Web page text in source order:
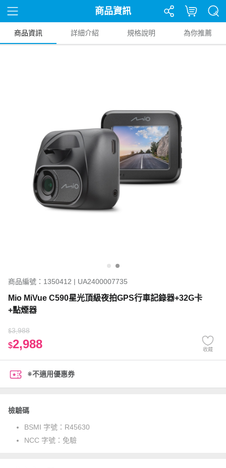
商品資訊
商品資訊 詳細介紹 規格說明 為你推薦
商品編號：1350412 | UA2400007735
Mio MiVue C590星光頂級夜拍GPS行車記錄器+32G卡
+點煙器
$3,988
$2,988 收藏
※不適用優惠券
檢驗碼
BSMI 字號： R45630
NCC 字號： 免驗